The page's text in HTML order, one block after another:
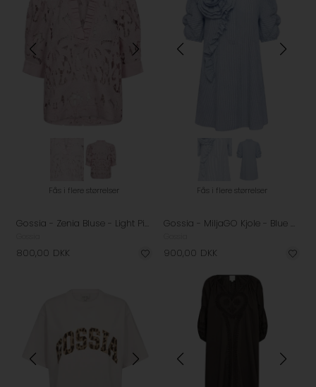
Fås i flere størrelser
Gossia - Zenia Bluse - Light Pink
800,00 DKK
Fås i flere størrelser
Gossia - MiljaGO Kjole - Blue Stripes
900,00 DKK